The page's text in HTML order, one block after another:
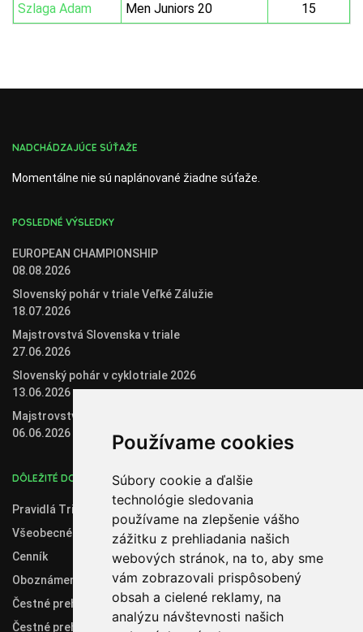
Používame cookies
Súbory cookie a ďalšie
technológie sledovania
používame na zlepšenie vášho
zážitku z prehliadania našich
webových stránok, na to, aby sme
vám zobrazovali prispôsobený
obsah a cielené reklamy, na
analýzu návštevnosti našich
Szlaga Adam
Men Juniors 20 15
NADCHÁDZAJÚCE SÚŤAŽE
Momentálne nie sú naplánované žiadne súťaže.
POSLEDNÉ VÝSLEDKY
EUROPEAN CHAMPIONSHIP
08.08.2026
Slovenský pohár v triale Veľké Zálužie
18.07.2026
Majstrovstvá Slovenska v triale
27.06.2026
Slovenský pohár v cyklotriale 2026
13.06.2026
Majstrovstvá Slovenska v biketriale
06.06.2026
DÔLEŽITÉ DOKUMENTY
Pravidlá Trial 2020
Všeobecné obchodné podmienky
Cenník
Oboznámenie so spracúvaním osobných údajov
Čestné prehlásenie administrátora klubového konta
Čestné prehlásenie organizátora súťaží